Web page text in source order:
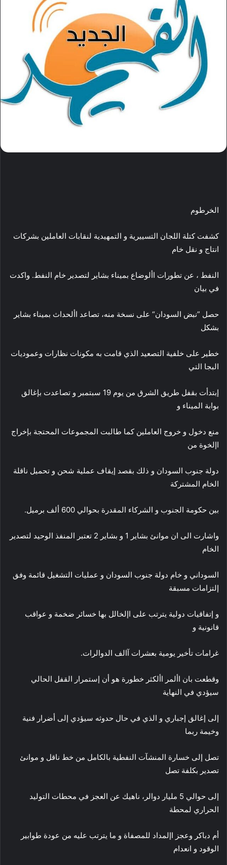
الخرطوم
كشفت كتلة اللجان التسييرية و التمهيدية لنقابات العاملين بشركات
انتاج و نقل خام
النفط ، عن تطورات األوضاع بميناء بشاير لتصدير خام النفط. واكدت
في بيان
حصل ”نبض السودان“ على نسخة منه، تصاعد األحداث بميناء بشاير
بشكل
خطير على خلفية التصعيد الذي قامت به مكونات نظارات وعموديات
البجا التي
إبتدأت بقفل طريق الشرق من يوم 19 سبتمبر و تصاعدت بإغالق
بوابة الميناء و
منع دخول و خروج العاملين كما طالبت المجموعات المحتجة بإخراج
اإلخوة من
دولة جنوب السودان و ذلك بقصد إيقاف عملية شحن و تحميل ناقلة
الخام المشتركة
بين حكومة الجنوب و الشركاء المقدرة بحوالي 600 ألف برميل.
واشارت الى ان موانئ بشاير 1 و بشاير 2 تعتبر المنفذ الوحيد لتصدير
الخام
السوداني و خام دولة جنوب السودان و عمليات التشغيل قائمة وفق
إلتزامات مسبقة
و إتفاقيات دولية يترتب على اإلخالل بها خسائر ضخمة و عواقب
قانونية و
غرامات تأخير يومية بعشرات آالف الدوالرات.
وقطعت بان األمر األكثر خطورة هو أن إستمرار القفل الحالي
سيؤدي في النهاية
إلى إغالق إجباري و الذي في حال حدوثه سيؤدي إلى أضرار فنية
وخيمة ربما
تصل إلى خسارة المنشآت النفطية بالكامل من خط ناقل و موانئ
تصدير بكلفة تصل
إلى حوالي 5 مليار دوالر، ناهيك عن العجز في محطات التوليد
الحراري لمحطة
أم دباكر وعجز اإلمداد للمصفاة و ما يترتب عليه من عودة طوابير
الوقود و انعدام